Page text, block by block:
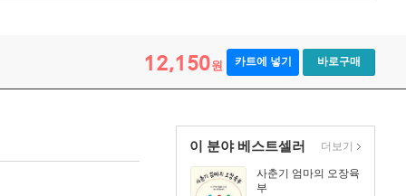
12,150원 카트에 넣기 바로구매
이 분야 베스트셀러
사춘기 엄마의 오장육
부
더보기